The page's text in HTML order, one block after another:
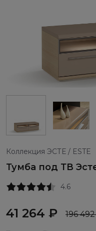
Коллекция ЭСТЕ / ESTE
Тумба под ТВ
4.6
41 264 ₽ 196